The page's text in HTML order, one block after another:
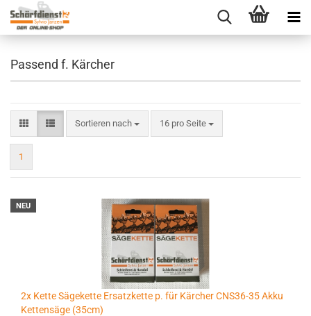
Passend f. Kärcher
Sortieren nach
Sortieren nach 16 pro Seite
pro Seite
1
NEU
2x Kette Sägekette Ersatzkette p. für Kärcher CNS36-35 Akku
Kettensäge (35cm)